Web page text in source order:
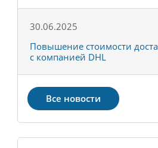
30.06.2025
Повышение стоимости
с компанией DHL
Все новости